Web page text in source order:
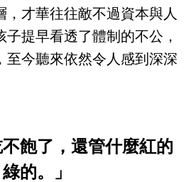
，才華往往敵不過資本與人
子提早看透了體制的不公，
至今聽來依然令人感到深深
飽了，還管什麼紅的
綠的。」